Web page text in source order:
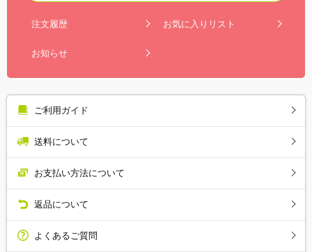
注文履歴 お気に入りリスト
お知らせ
ご利用ガイド
送料について
お支払い方法について
返品について
よくあるご質問